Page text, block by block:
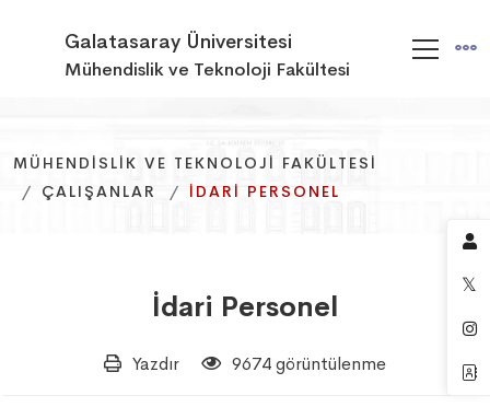
Galatasaray Üniversitesi
Mühendislik ve Teknoloji Fakültesi
MÜHENDISLIK VE TEKNOLOJI FAKÜLTESI
ÇALIŞANLAR
İDARI PERSONEL
MÜHENDISLIK VE TEKNOLOJI FAKÜLTESI
ÇALIŞANLAR
İDARI PERSONEL
MÜHENDISLIK VE TEKNOLOJI FAKÜLTESI
ÇALIŞANLAR
İDARI PERSONEL
İdari Personel
Yazdır 9674 görüntülenme